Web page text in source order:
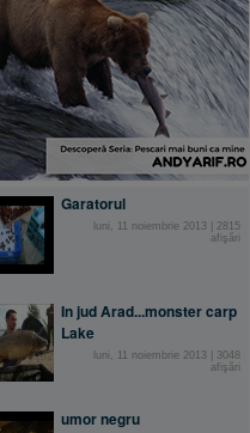
Garatorul
luni, 11 noiembrie 2013
2815
afişări
In jud Arad...monster carp
Lake
luni, 11 noiembrie 2013
3048
afişări
umor negru